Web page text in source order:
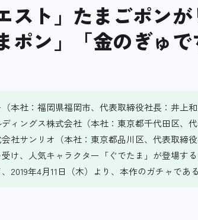
スト」たまごポン
ポン」「金のぎゅ
本社：福岡県福岡市、代表取締役社長：井上
ィングス株式会社（本社：東京都千代田区、
会社サンリオ（本社：東京都品川区、代表取締
け、人気キャラクター「ぐでたま」が登場す
2019年4月11日（木）より、本作のガチャであ